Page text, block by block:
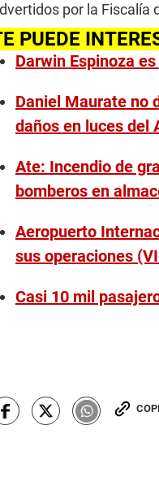
por la Fiscalía
PUEDE
Darwin Espinoza
Daniel Maurate no
daños en luces del
Ate: Incendio de
bomberos en
Aeropuerto
sus operaciones
Casi 10 mil